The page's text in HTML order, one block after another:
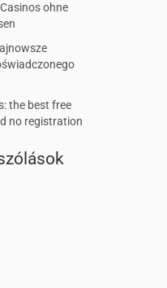
ohne
the best free
no registration